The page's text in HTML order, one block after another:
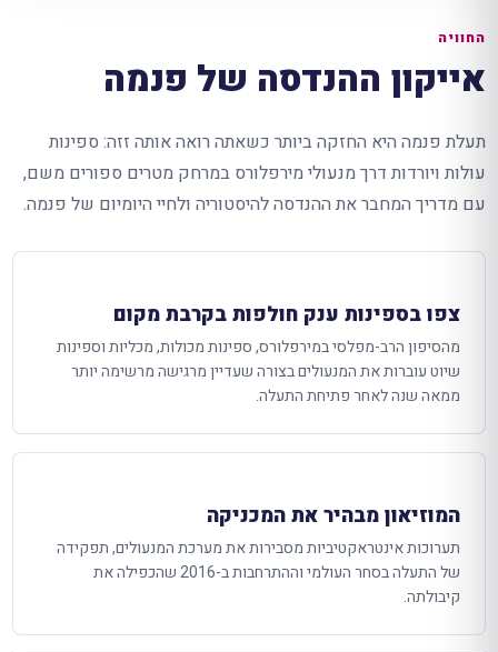
החוויה
אייקון ההנדסה של פנמה
תעלת פנמה היא החזקה ביותר כשאתה רואה אותה זזה: ספינות
עולות ויורדות דרך מנעולי מירפלורס במרחק מטרים ספורים משם,
עם מדריך המחבר את ההנדסה להיסטוריה ולחיי היומיום של פנמה.
צפו בספינות ענק חולפות בקרבת מקום
מהסיפון הרב-מפלסי במירפלורס, ספינות מכולות, מכליות וספינות
שיוט עוברות את המנעולים בצורה שעדיין מרגישה מרשימה יותר
ממאה שנה לאחר פתיחת התעלה.
המוזיאון מבהיר את המכניקה
תערוכות אינטראקטיביות מסבירות את מערכת המנעולים, תפקידה
של התעלה בסחר העולמי וההתרחבות ב-2016 שהכפילה את
קיבולתה.